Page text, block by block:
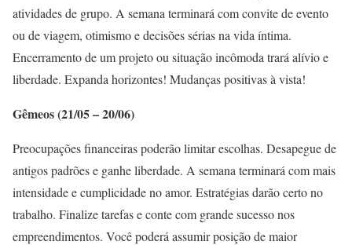
atividades de grupo. A semana terminará com convite de evento
ou de viagem, otimismo e decisões sérias na vida íntima.
Encerramento de um projeto ou situação incômoda trará alívio e
liberdade. Expanda horizontes! Mudanças positivas à vista!
Gêmeos (21/05 – 20/06)
Preocupações financeiras poderão limitar escolhas. Desapegue de
antigos padrões e ganhe liberdade. A semana terminará com mais
intensidade e cumplicidade no amor. Estratégias darão certo no
trabalho. Finalize tarefas e conte com grande sucesso nos
empreendimentos. Você poderá assumir posição de maior